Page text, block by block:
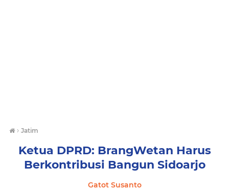
› Jatim
Ketua DPRD: BrangWetan Harus
Berkontribusi Bangun Sidoarjo
Gatot Susanto